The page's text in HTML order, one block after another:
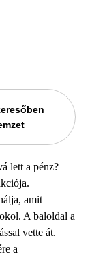
lett a pénz? –
amit
A baloldal a
vette át.
a